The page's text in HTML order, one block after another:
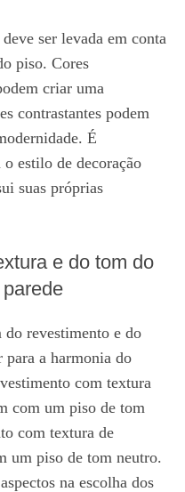
ser levada em conta
piso. Cores
criar uma
contrastantes podem
É
estilo de decoração
suas próprias
e do tom do
revestimento e do
a harmonia do
com textura
com um piso de tom
com textura de
um piso de tom neutro.
na escolha dos